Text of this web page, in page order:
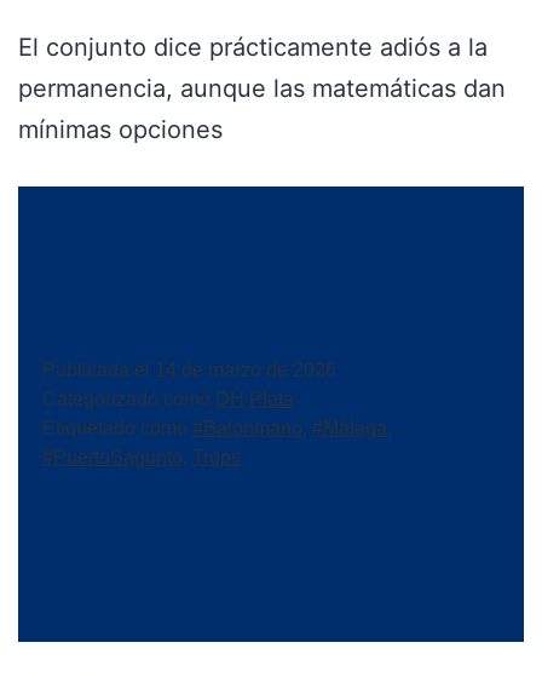
El conjunto dice prácticamente adiós a la
permanencia, aunque las matemáticas dan
mínimas opciones
Publicada el
14 de marzo de 2026
Categorizado como DH Plata
Etiquetado como #Balonmano, #Málaga,
#PuertoSagunto, Trops